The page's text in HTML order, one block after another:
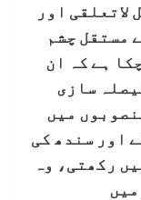
اور
مستقل چشم
ہے کہ ان
سازی
میں
اور سندھ کی
رکھتی، وہ